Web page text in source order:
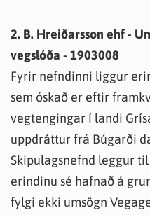
2. B. Hreiðarsson ehf -
vegslóða - 1903008
Fyrir nefndinni liggur
sem óskað er eftir
vegtengingar í landi
uppdráttur frá Búgarði
Skipulagsnefnd leggur
erindinu sé hafnað á
fylgi ekki umsögn